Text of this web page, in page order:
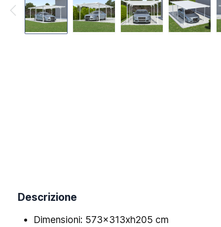
Descrizione
Dimensioni: 573x313xh205 cm